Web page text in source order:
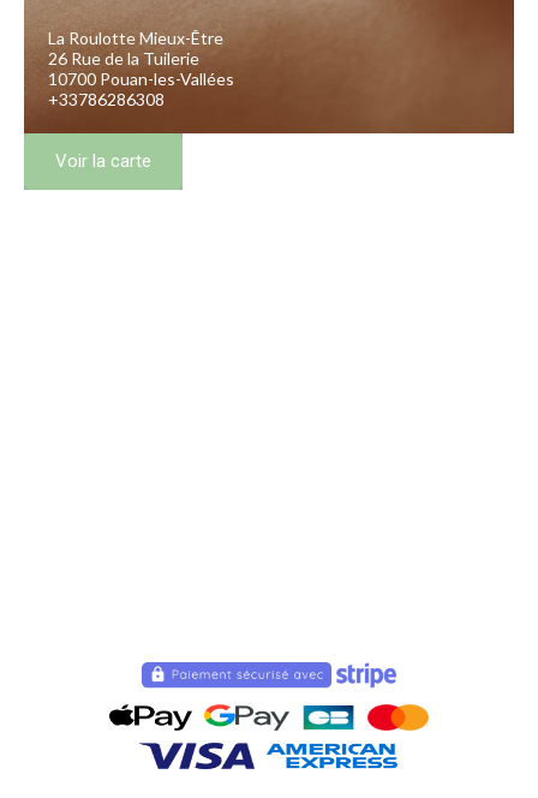
La Roulotte Mieux-Être
26 Rue de la Tuilerie
10700 Pouan-les-Vallées
+33786286308
Voir la carte